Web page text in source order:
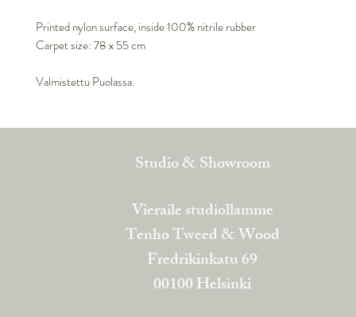
Printed nylon surface, inside 100% nitrile rubber
Carpet size: 78 x 55 cm
Valmistettu Puolassa.
Studio & Showroom
Vieraile studiollamme
Tenho Tweed & Wood
Fredrikinkatu 69
00100 Helsinki